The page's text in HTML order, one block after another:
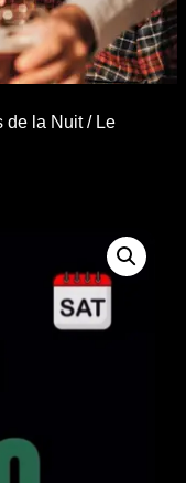
de la Nuit/ Le